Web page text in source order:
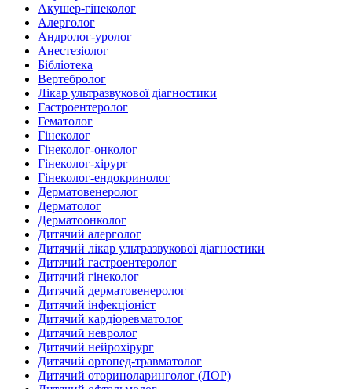
Акушер-гінеколог
Алерголог
Андролог-уролог
Анестезіолог
Бібліотека
Вертебролог
Лікар ультразвукової діагностики
Гастроентеролог
Гематолог
Гінеколог
Гінеколог-онколог
Гінеколог-хірург
Гінеколог-ендокринолог
Дерматовенеролог
Дерматолог
Дерматоонколог
Дитячий алерголог
Дитячий лікар ультразвукової діагностики
Дитячий гастроентеролог
Дитячий гінеколог
Дитячий дерматовенеролог
Дитячий інфекціоніст
Дитячий кардіоревматолог
Дитячий невролог
Дитячий нейрохірург
Дитячий ортопед-травматолог
Дитячий оториноларинголог (ЛОР)